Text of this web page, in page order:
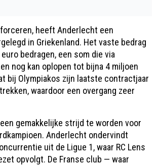
heeft Anderlecht een
in Griekenland. Het vaste bedrag
bedragen, een som die via
nog kan oplopen tot bijna 4 miljoen
bij Olympiakos zijn laatste contractjaar
waardoor een overgang zeer
gemakkelijke strijd te worden voor
Anderlecht ondervindt
uit de Ligue 1, waar RC Lens
opvolgt. De Franse club — waar